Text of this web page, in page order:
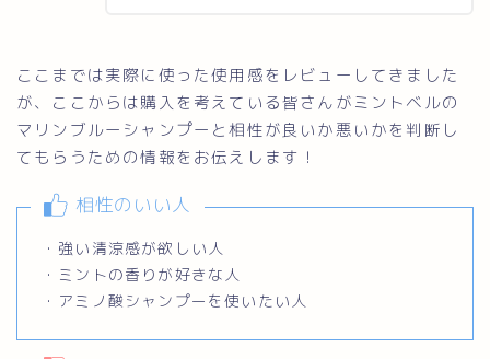
ここまでは実際に使った使用感をレビューしてきました
が、ここからは購入を考えている皆さんがミントベルの
マリンブルーシャンプーと相性が良いか悪いかを判断し
てもらうための情報をお伝えします！
相性のいい人
・強い清涼感が欲しい人
・ミントの香りが好きな人
・アミノ酸シャンプーを使いたい人